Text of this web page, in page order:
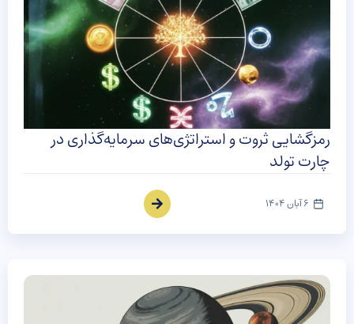
رمزگشایی ثروت و استراتژی‌های سرمایه‌گذاری در
چارت تولد
6 آبان 1404